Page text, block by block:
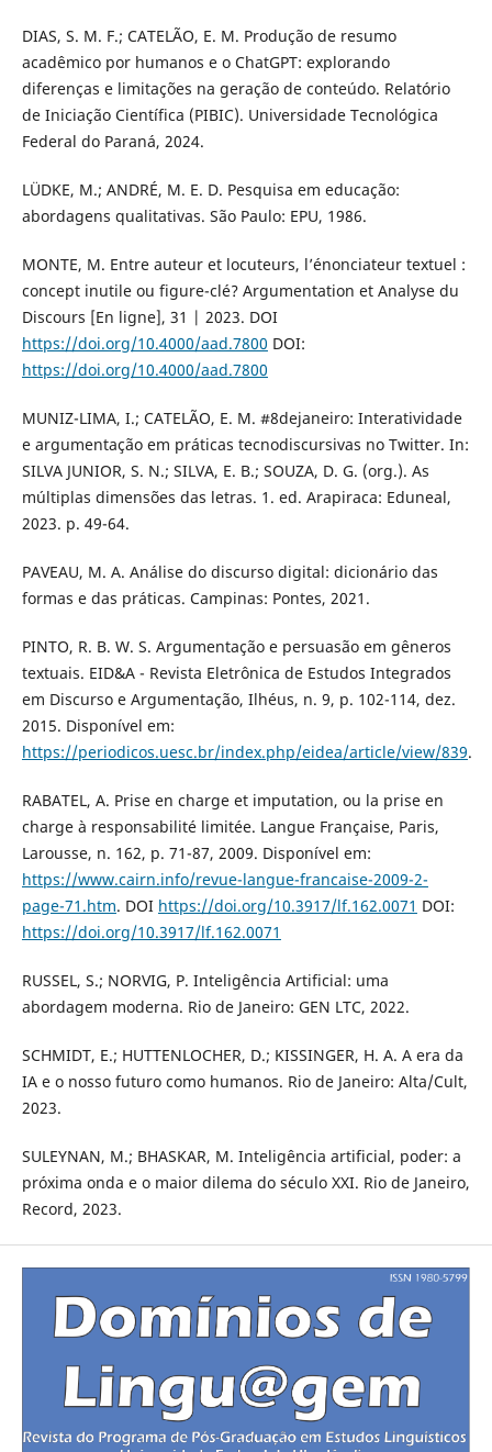
DIAS, S. M. F.; CATELÃO, E. M. Produção de resumo
acadêmico por humanos e o ChatGPT: explorando
diferenças e limitações na geração de conteúdo. Relatório
de Iniciação Científica (PIBIC). Universidade Tecnológica
Federal do Paraná, 2024.
LÜDKE, M.; ANDRÉ, M. E. D. Pesquisa em educação:
abordagens qualitativas. São Paulo: EPU, 1986.
MONTE, M. Entre auteur et locuteurs, l’énonciateur textuel :
concept inutile ou figure-clé? Argumentation et Analyse du
Discours [En ligne], 31 | 2023. DOI
https://doi.org/10.4000/aad.7800 DOI:
https://doi.org/10.4000/aad.7800
MUNIZ-LIMA, I.; CATELÃO, E. M. #8dejaneiro: Interatividade
e argumentação em práticas tecnodiscursivas no Twitter. In:
SILVA JUNIOR, S. N.; SILVA, E. B.; SOUZA, D. G. (org.). As
múltiplas dimensões das letras. 1. ed. Arapiraca: Eduneal,
2023. p. 49-64.
PAVEAU, M. A. Análise do discurso digital: dicionário das
formas e das práticas. Campinas: Pontes, 2021.
PINTO, R. B. W. S. Argumentação e persuasão em gêneros
textuais. EID&A - Revista Eletrônica de Estudos Integrados
em Discurso e Argumentação, Ilhéus, n. 9, p. 102-114, dez.
2015. Disponível em:
https://periodicos.uesc.br/index.php/eidea/article/view/839.
RABATEL, A. Prise en charge et imputation, ou la prise en
charge à responsabilité limitée. Langue Française, Paris,
Larousse, n. 162, p. 71-87, 2009. Disponível em:
https://www.cairn.info/revue-langue-francaise-2009-2-
page-71.htm. DOI https://doi.org/10.3917/lf.162.0071 DOI:
https://doi.org/10.3917/lf.162.0071
RUSSEL, S.; NORVIG, P. Inteligência Artificial: uma
abordagem moderna. Rio de Janeiro: GEN LTC, 2022.
SCHMIDT, E.; HUTTENLOCHER, D.; KISSINGER, H. A. A era da
IA e o nosso futuro como humanos. Rio de Janeiro: Alta/Cult,
2023.
SULEYNAN, M.; BHASKAR, M. Inteligência artificial, poder: a
próxima onda e o maior dilema do século XXI. Rio de Janeiro,
Record, 2023.